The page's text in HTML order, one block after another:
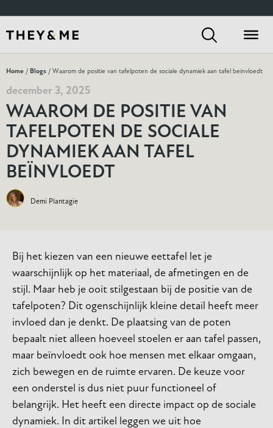
Home / Blogs / Waarom de positie van tafelpoten de sociale dynamiek aan tafel beïnvloedt
december 3, 2025
WAAROM DE POSITIE VAN
TAFELPOTEN DE SOCIALE
DYNAMIEK AAN TAFEL
BEÏNVLOEDT
Demi Plantagie
Bij het kiezen van een nieuwe eettafel let je
waarschijnlijk op het materiaal, de afmetingen en de
stijl. Maar heb je ooit stilgestaan bij de positie van de
tafelpoten? Dit ogenschijnlijk kleine detail heeft meer
invloed dan je denkt. De plaatsing van de poten
bepaalt niet alleen hoeveel stoelen er aan tafel passen,
maar beïnvloedt ook hoe mensen met elkaar omgaan,
zich bewegen en de ruimte ervaren. De keuze voor
een onderstel is dus niet puur functioneel of
belangrijk. Het heeft een directe impact op de sociale
dynamiek. In dit artikel leggen we uit hoe